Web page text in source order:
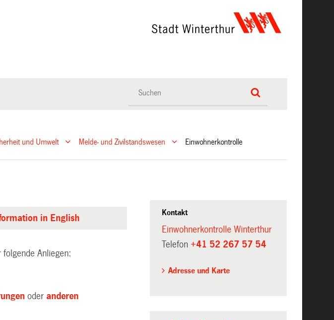
und Umwelt Melde- und Zivilstandswesen Einwohnerkontrolle
in English
Anliegen:
oderanderen
Kontakt
Einwohnerkontrolle Winterthur
Telefon +41 52 267 57 54
Adresse und Karte